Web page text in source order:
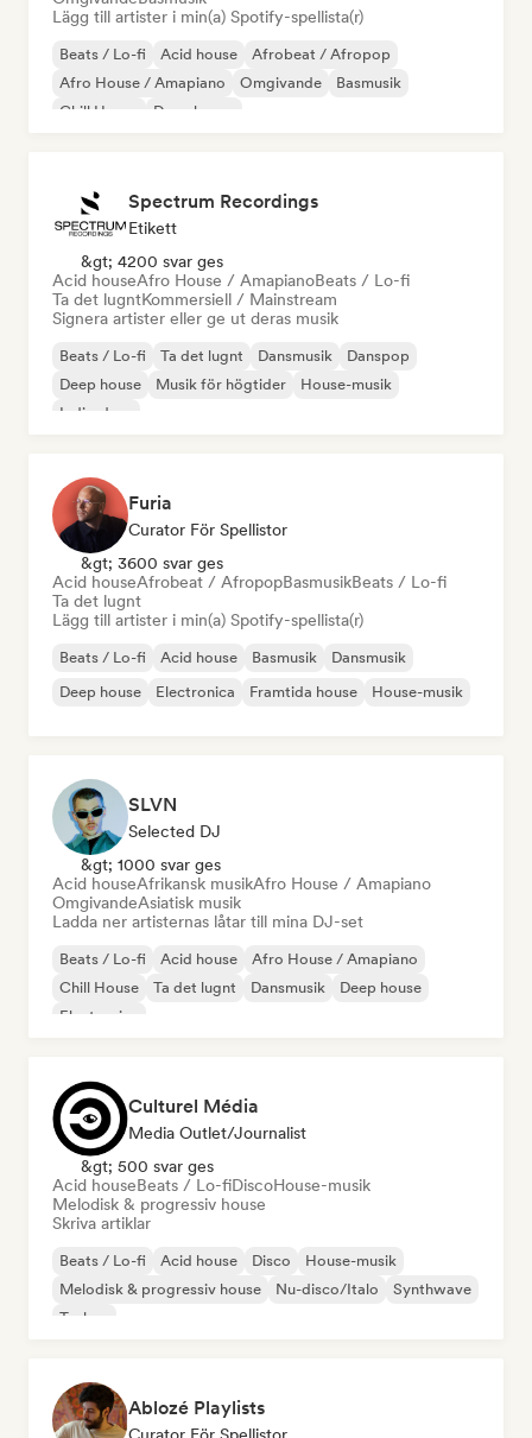
Lägg till artister i min(a) Spotify-spellista(r)
Beats / Lo-fi Acid house
Afrobeat / Afropop
Afro House / Amapiano
Omgivande
Basmusik
Chill House
Deep house
Spectrum Recordings
Etikett
&gt; 4200 svar ges
Acid houseAfro House / AmapianoBeats / Lo-fi
Ta det lugntKommersiell / Mainstream
Signera artister eller ge ut deras musik
Beats / Lo-fi Ta det lugnt Dansmusik
Danspop
Deep house
Musik för högtider
House-musik
Indie-dans
Furia
Curator För Spellistor
&gt; 3600 svar ges
Acid houseAfrobeat / AfropopBasmusikBeats / Lo-fi
Ta det lugnt
Lägg till artister i min(a) Spotify-spellista(r)
Beats / Lo-fi Acid house Basmusik
Dansmusik
Deep house
Electronica Framtida house House-musik
SLVN
Selected DJ
&gt; 1000 svar ges
Acid houseAfrikansk musikAfro House / Amapiano
OmgivandeAsiatisk musik
Ladda ner artisternas låtar till mina DJ-set
Beats / Lo-fi Acid house
Afro House / Amapiano
Chill House
Ta det lugnt Dansmusik
Deep house
Electronica
Culturel Média
Media Outlet/Journalist
&gt; 500 svar ges
Acid houseBeats / Lo-fiDiscoHouse-musik
Melodisk & progressiv house
Skriva artiklar
Beats / Lo-fi Acid house Disco
House-musik
Melodisk & progressiv house
Nu-disco/Italo
Synthwave
Techno
Ablozé Playlists